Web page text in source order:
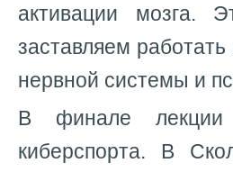
активации мозга.
заставляем
нервной системы и
В финале
киберспорта. В